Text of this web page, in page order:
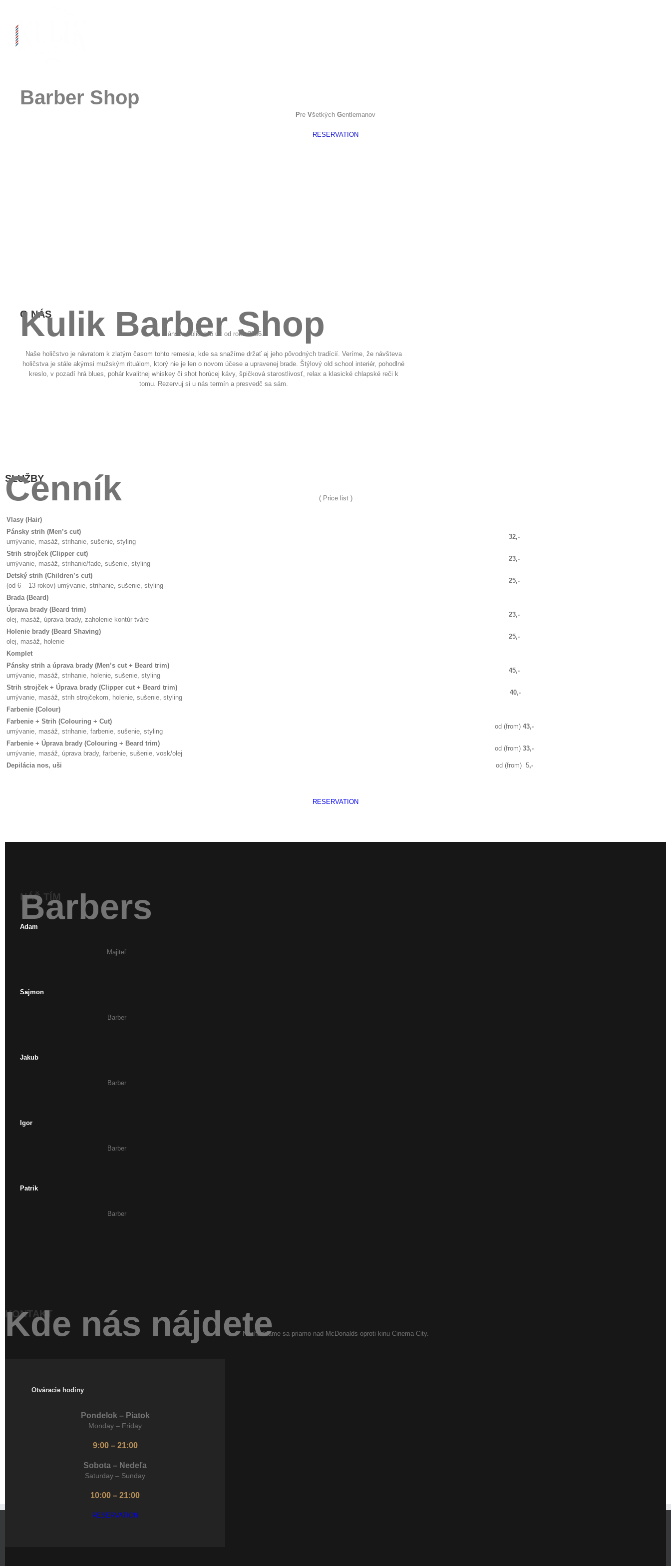
content
Barber Shop
Pre Všetkých Gentlemanov
RESERVATION
O NÁS
Kulik Barber Shop
Pánske holičstvo už od roku 2006.
Naše holičstvo je návratom k zlatým časom tohto remesla, kde sa snažíme držať aj jeho pôvodných tradícií. Veríme, že návšteva
holičstva je stále akýmsi mužským rituálom, ktorý nie je len o novom účese a upravenej brade. Štýlový old school interiér, pohodlné
kreslo, v pozadí hrá blues, pohár kvalitnej whiskey či shot horúcej kávy, špičková starostlivosť, relax a klasické chlapské reči k
tomu. Rezervuj si u nás termín a presvedč sa sám.
SLUŽBY
Cenník ( Price list )
Vlasy (Hair)
Pánsky strih (Men’s cut)
umývanie, masáž, strihanie, sušenie, styling
32,-
Strih strojček (Clipper cut)
umývanie, masáž, strihanie/fade, sušenie, styling
23,-
Detský strih (Children’s cut)
(od 6 – 13 rokov) umývanie, strihanie, sušenie, styling
25,-
Brada (Beard)
Úprava brady (Beard trim)
olej, masáž, úprava brady, zaholenie kontúr tváre
23,-
Holenie brady (Beard Shaving)
olej, masáž, holenie
25,-
Komplet
Pánsky strih a úprava brady (Men’s cut + Beard trim)
umývanie, masáž, strihanie, holenie, sušenie, styling
45,-
Strih strojček + Úprava brady (Clipper cut + Beard trim)
umývanie, masáž, strih strojčekom, holenie, sušenie, styling
40,-
Farbenie (Colour)
Farbenie + Strih (Colouring + Cut)
umývanie, masáž, strihanie, farbenie, sušenie, styling
od (from) 43,-
Farbenie + Úprava brady (Colouring + Beard trim)
umývanie, masáž, úprava brady, farbenie, sušenie, vosk/olej
od (from) 33,-
Depilácia nos, uši od (from) 5,-
RESERVATION
NÁŠ TÍM
Barbers
Adam
Majiteľ
Sajmon
Barber
Jakub
Barber
Igor
Barber
Patrik
Barber
KONTAKT
Kde nás nájdeteNachádzame sa priamo nad McDonalds oproti kinu Cinema City.
Otváracie hodiny
Pondelok – Piatok
Monday – Friday
9:00 – 21:00
Sobota – Nedeľa
Saturday – Sunday
10:00 – 21:00
RESERVATION